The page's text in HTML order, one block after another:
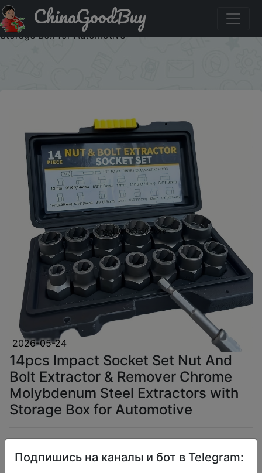
Акция на: 14pcs Impact Socket Set Nut And Bolt Extractor
& Remover Chrome Molybdenum Steel Extractors with
Storage Box for Automotive
ChinaGoodBuy
2026-05-24
14pcs Impact Socket Set Nut And
Bolt Extractor & Remover Chrome
Molybdenum Steel Extractors with
Storage Box for Automotive
$7.36
Подпишись на каналы и бот в Telegram: